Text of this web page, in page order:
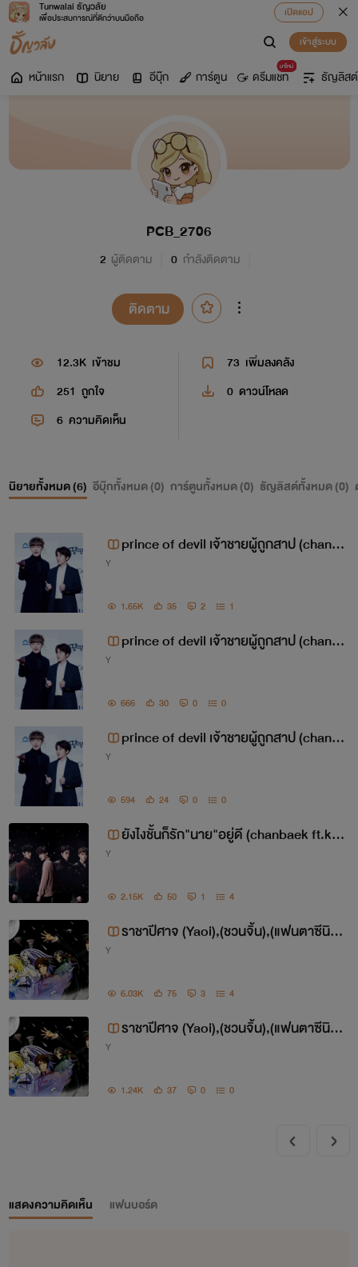
Tunwalai ธัญวลัย
เพื่อประสบการณ์ที่ดีกว่าบนมือถือ
เปิดแอป
เข้าสู่ระบบ
หน้าแรก นิยาย อีบุ๊ก การ์ตูน
มาใหม่
ดรีมแชท ธัญลิสต์
PCB_2706
2 ผู้ติดตาม 0 กำลังติดตาม
ติดตาม
12.3K เข้าชม 73 เพิ่มลงคลัง
251 ถูกใจ 0 ดาวน์โหลด
6 ความคิดเห็น
นิยายทั้งหมด (6) อีบุ๊กทั้งหมด (0) การ์ตูนทั้งหมด (0) ธัญลิสต์ทั้งหมด (0)
prince of devil เจ้าชายผู้ถูกสาป (chanba
Y
1.65K 35 2 1
prince of devil เจ้าชายผู้ถูกสาป (chanba
Y
666 30 0 0
prince of devil เจ้าชายผู้ถูกสาป (chanba
Y
594 24 0 0
ยังไงชั้นก็รัก"นาย"อยู่ดี (chanbaek ft.kai
Y
2.15K 50 1 4
ราชาปีศาจ (Yaoi),(ชวนจิ้น),(แฟนตาซีนิดห
Y
6.03K 75 3 4
ราชาปีศาจ (Yaoi),(ชวนจิ้น),(แฟนตาซีนิดห
Y
1.24K 37 0 0
แสดงความคิดเห็น แฟนบอร์ด